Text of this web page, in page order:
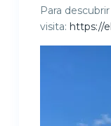
Para
visita: https://